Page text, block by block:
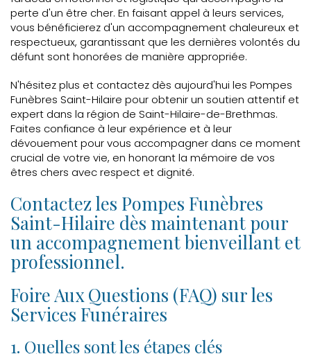
perte d'un être cher. En faisant appel à leurs services,
vous bénéficierez d'un accompagnement chaleureux et
respectueux, garantissant que les dernières volontés du
défunt sont honorées de manière appropriée.
N'hésitez plus et contactez dès aujourd'hui les Pompes
Funèbres Saint-Hilaire pour obtenir un soutien attentif et
expert dans la région de Saint-Hilaire-de-Brethmas.
Faites confiance à leur expérience et à leur
dévouement pour vous accompagner dans ce moment
crucial de votre vie, en honorant la mémoire de vos
êtres chers avec respect et dignité.
Contactez les Pompes Funèbres
Saint-Hilaire dès maintenant pour
un accompagnement bienveillant et
professionnel.
Foire Aux Questions (FAQ) sur les
Services Funéraires
1. Quelles sont les étapes clés